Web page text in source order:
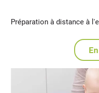
Préparation à distance à